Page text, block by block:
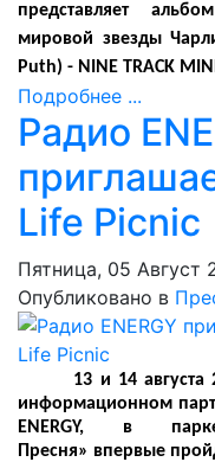
представляет
мировой звезды
Puth) - NINE TRACK
Подробнее ...
Радио
Life Picnic
Пятница, 05 Август
Опубликовано в
13 и 14 августа
информационном
ENERGY, в
Пресня» впервые